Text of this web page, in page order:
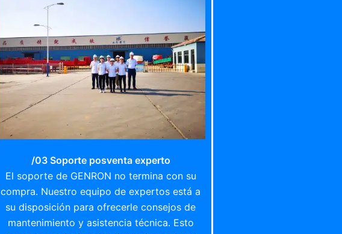
/03 Soporte posventa experto
El soporte de GENRON no termina con su
compra. Nuestro equipo de expertos está a
su disposición para ofrecerle consejos de
mantenimiento y asistencia técnica. Esto